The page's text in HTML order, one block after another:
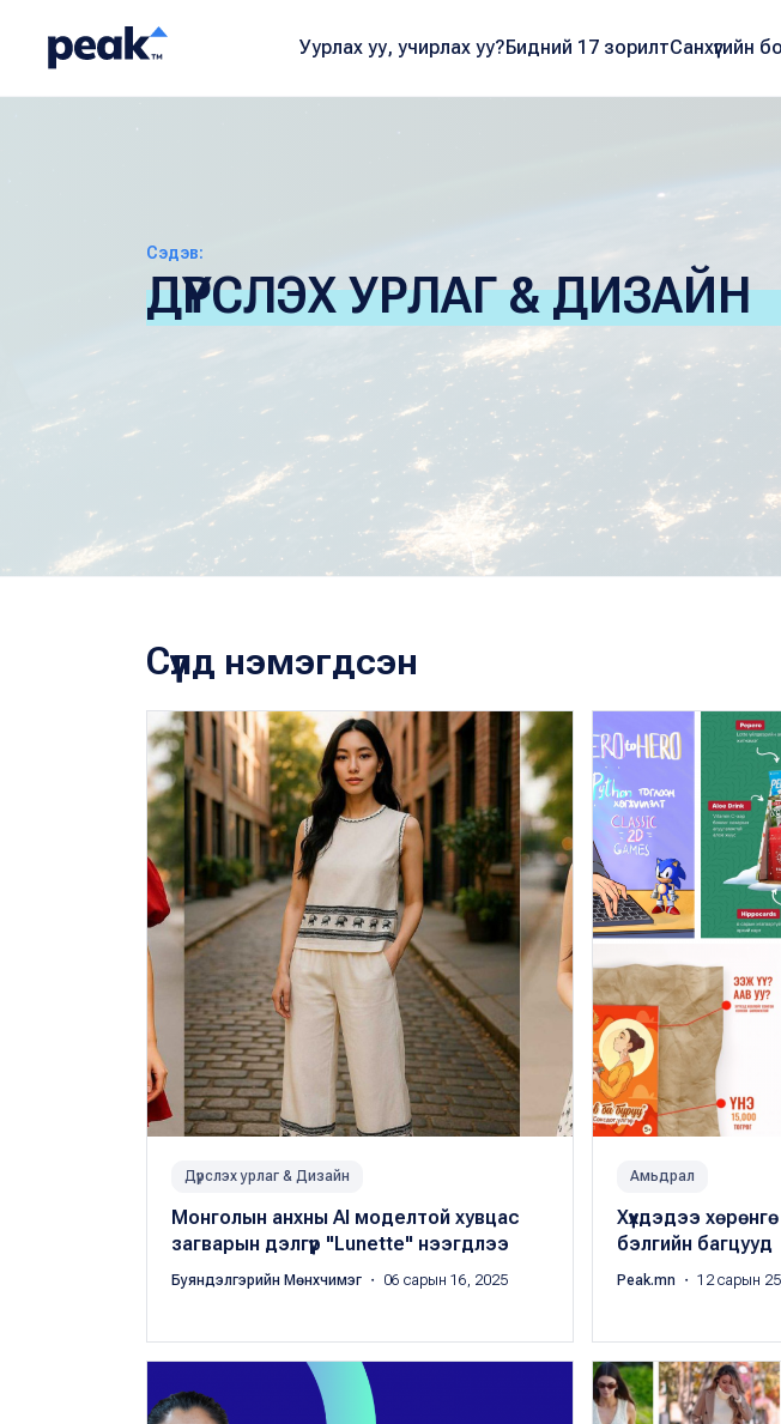
Уурлах уу, учирлах уу?Бидний 17 зорилтСанхүүгийн
Сэдэв:
ДҮРСЛЭХ УРЛАГ & ДИЗАЙН
Сүүлд нэмэгдсэн
Дүрслэх урлаг & Дизайн
Монголын анхны AI моделтой хувцас
загварын дэлгүүр "Lunette" нээгдлээ
Буяндэлгэрийн Мөнхчимэг ・ 06 сарын 16, 2025
Амьдрал
Хүүхдэдээ
бэлгийн багцууд
Peak.mn ・ 12 сарын